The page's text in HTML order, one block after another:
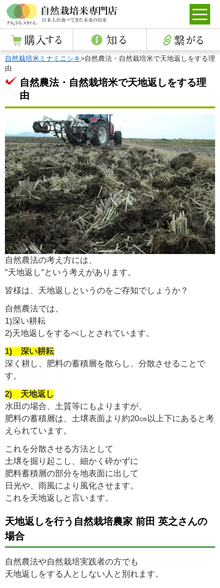
自然栽培米ミナミニシキ>自然農法・自然栽培米で天地返しをする理
由
自然農法・自然栽培米で天地返しをする理
由
自然農法の考え方には、
”天地返し”という考えがあります。
皆様は、天地返しというのをご存知でしょうか？
自然農法では、
1)深い耕耘
2)天地返しをするべしとされています。
1) 深い耕耘
深く耕し、肥料の蓄積層を散らし、分散させることで
す。
2) 天地返し
水田の場合、土質等にもよりますが、
肥料の蓄積層は、土壌表面より約20㎝以上下にあると考
えられています。
これを分散させる方法として
土壌を掘り起こし、細かく砕かずに
肥料蓄積層の部分を地表面に出して
日光や、雨風により風化させます。
これを天地返しと言います。
天地返しを行う自然栽培農家 前田 英之さんの
場合
自然農法や自然栽培実践者の方でも
天地返しをする人としない人と別れます。